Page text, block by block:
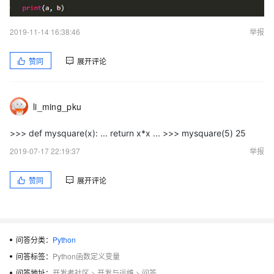
2019-11-14 16:38:46 举报
赞同 展开评论
li_ming_pku
>>> def mysquare(x): ... return x*x ... >>> mysquare(5) 25
2019-07-17 22:19:37
举报
赞同 展开评论
问答分类： Python
问答标签： Python函数定义变量